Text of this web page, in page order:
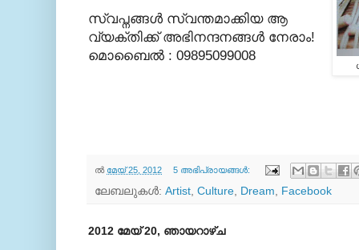
സ്വപ്നങ്ങള്‍ സ്വന്തമാക്കിയ ആ
വ്യക്തിക്ക് അഭിനന്ദനങ്ങള്‍ നേരാം!
മൊബൈല്‍ : 09895099008
ല്‍ മേയ് 25, 2012 5 അഭിപ്രായങ്ങൾ:
ലേബലുകള്‍: Artist, Culture, Dream, Facebook
2012 മേയ് 20, ഞായറാഴ്‌ച